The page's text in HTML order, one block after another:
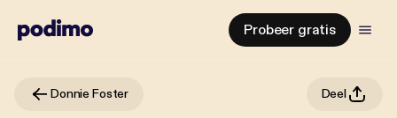
Probeer gratis
Donnie Foster Deel